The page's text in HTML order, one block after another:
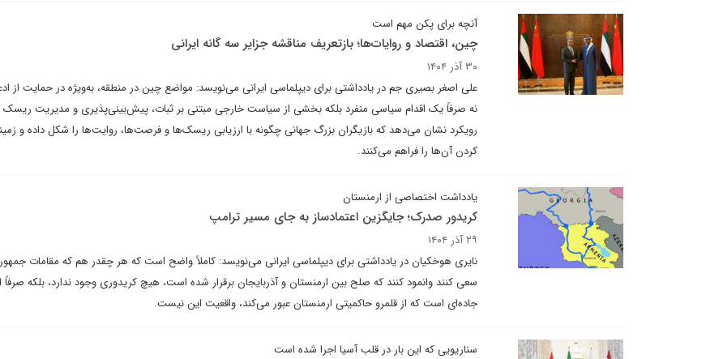
آنچه برای پکن مهم است
چین، اقتصاد و روایات‌ها؛ بازتعریف مناقشه جزایر سه گانه ایرانی
۳۰ آذر ۱۴۰۴
علی اصغر بصیری جم در یادداشتی برای دیپلماسی ایرانی می‌نویسد: مواضع چین در منطقه، به‌ویژه در حمایت از
نه صرفاً یک اقدام سیاسی منفرد بلکه بخشی از سیاست خارجی مبتنی بر ثبات، پیش‌بینی‌پذیری و مدیریت
رویکرد نشان می‌دهد که بازیگران بزرگ جهانی چگونه با ارزیابی ریسک‌ها و فرصت‌ها، روایت‌ها را شکل داده و
کردن آن‌ها را فراهم می‌کنند.
یادداشت اختصاصی از ارمنستان
کریدور صدرک؛ جایگزین اعتمادساز به جای مسیر ترامپ
۲۹ آذر ۱۴۰۴
نایری هوخکیان در یادداشتی برای دیپلماسی ایرانی می‌نویسد: کاملاً واضح است که هر چقدر هم که مقامات
سعی کنند وانمود کنند که صلح بین ارمنستان و آذربایجان برقرار شده است، هیچ کریدوری وجود ندارد، بلکه
جاده‌ای است که از قلمرو حاکمیتی ارمنستان عبور می‌کند، واقعیت این نیست.
سناریویی که این بار در قلب آسیا اجرا شده است